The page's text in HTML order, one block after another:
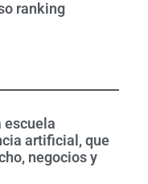
ranking
escuela
artificial, que
negocios y